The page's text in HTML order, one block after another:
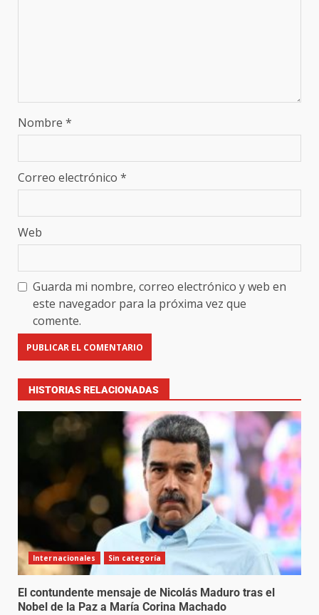
Nombre *
Correo electrónico *
Web
Guarda mi nombre, correo electrónico y web en
este navegador para la próxima vez que
comente.
HISTORIAS RELACIONADAS
Internacionales Sin categoría
El contundente mensaje de Nicolás Maduro tras el
Nobel de la Paz a María Corina Machado